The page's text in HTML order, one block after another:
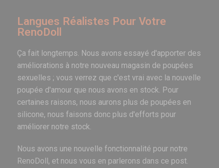
Langues Réalistes Pour Votre
RenoDoll
Ça fait longtemps. Nous avons essayé d'apporter des
améliorations à notre nouveau magasin de poupées
sexuelles ; vous verrez que c'est vrai avec la nouvelle
poupée d'amour que nous avons en stock. Pour
certaines raisons, nous aurons plus de poupées en
silicone, nous faisons donc plus d'efforts pour
améliorer notre stock.
Nous avons une nouvelle fonctionnalité pour notre
RenoDoll, et nous vous en parlerons dans ce post.